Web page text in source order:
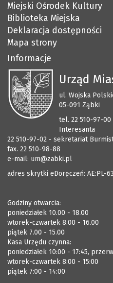
Miejski Ośrodek Kultury
Biblioteka Miejska
Deklaracja dostępności
Mapa strony
Informacje
Urząd
ul. Wojska
05-091 Ząbki
tel. 22 510-97-00
Interesanta
22 510-97-02 - sekretariat
fax. 22 510-98-88
e-mail: um@zabki.pl
adres skrytki eDoręczeń: AE:PL-
Godziny otwarcia:
poniedziałek 10.00 - 18.00
wtorek-czwartek 8.00 - 16.00
piątek 7.00 - 15.00
Kasa Urzędu czynna:
poniedziałek 10:00 - 17:45,
wtorek-czwartek 8:00 - 15:00
piątek 7:00 - 14:00